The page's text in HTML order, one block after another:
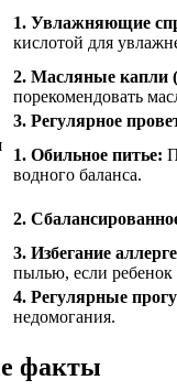
1. Увлажняющие
кислотой для
2. Масляные капли
порекомендовать
3. Регулярное
1. Обильное питье:
водного баланса.
2.
3. Избегание
пылью, если ребенок
4. Регулярные
недомогания.
факты